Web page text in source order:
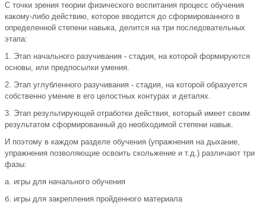
С точки зрения теории физического воспитания процесс обучения
какому-либо действию, которое вводится до сформированного в
определенной степени навыка, делится на три последовательных
этапа:
1. Этап начального разучивания - стадия, на которой формируются
основы, или предпосылки умения.
2. Этап углубленного разучивания - стадия, на которой образуется
собственно умение в его целостных контурах и деталях.
3. Этап результирующей отработки действия, который имеет своим
результатом сформированный до необходимой степени навык.
И поэтому в каждом разделе обучения (упражнения на дыхание,
упражнения позволяющие освоить скольжение и т.д.) различают три
фазы:
а. игры для начального обучения
б. игры для закрепления пройденного материала